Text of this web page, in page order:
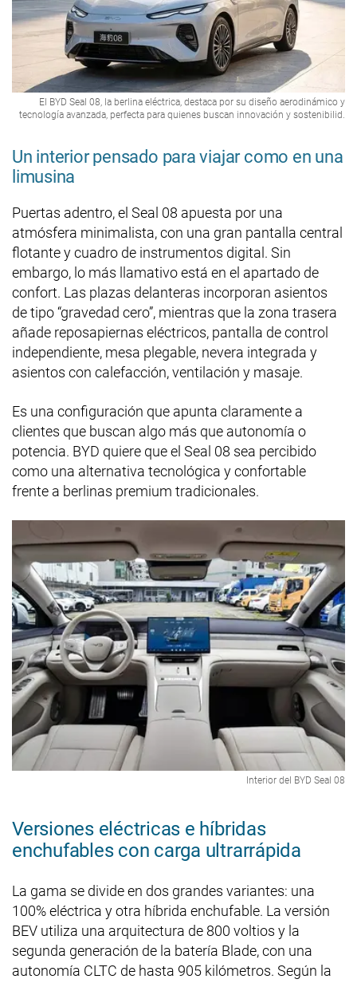
El BYD Seal 08, la berlina eléctrica, destaca por su diseño aerodinámico y
tecnología avanzada, perfecta para quienes buscan innovación y sostenibilid.
Un interior pensado para viajar como en una
limusina
Puertas adentro, el Seal 08 apuesta por una
atmósfera minimalista, con una gran pantalla central
flotante y cuadro de instrumentos digital. Sin
embargo, lo más llamativo está en el apartado de
confort. Las plazas delanteras incorporan asientos
de tipo “gravedad cero”, mientras que la zona trasera
añade reposapiernas eléctricos, pantalla de control
independiente, mesa plegable, nevera integrada y
asientos con calefacción, ventilación y masaje.
Es una configuración que apunta claramente a
clientes que buscan algo más que autonomía o
potencia. BYD quiere que el Seal 08 sea percibido
como una alternativa tecnológica y confortable
frente a berlinas premium tradicionales.
Interior del BYD Seal 08
Versiones eléctricas e híbridas
enchufables con carga ultrarrápida
La gama se divide en dos grandes variantes: una
100% eléctrica y otra híbrida enchufable. La versión
BEV utiliza una arquitectura de 800 voltios y la
segunda generación de la batería Blade, con una
autonomía CLTC de hasta 905 kilómetros. Según la